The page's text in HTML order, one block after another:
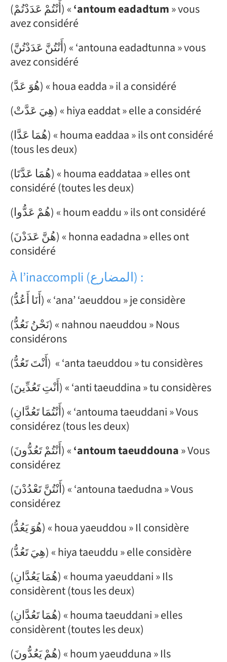
(أَنْتُمْ عَدَدْتُمْ) «‘antoum eadadtum» vous
avez considéré
(أَنْتُنَّ عَدَدْتُنَّ) « ‘antouna eadadtunna » vous
avez considéré
(هُوَ عَدَّ) « houa eadda » il a considéré
(هِيَ عَدَّتْ) « hiya eaddat » elle a considéré
(هُمَا عَدَّا) « houma eaddaa » ils ont considéré
(tous les deux)
(هُمَا عَدَّتَا) « houma eaddataa » elles ont
considéré (toutes les deux)
(هُمْ عَدُّوا) « houm eaddu » ils ont considéré
(هُنَّ عَدَدْنَ) « honna eadadna » elles ont
considéré
À l’inaccompli (المضارع) :
(أَنَا أَعُدُّ) « ‘ana’ ‘aeuddou » je considère
(نَحْنُ نَعُدُّ) « nahnou naeuddou » Nous
considérons
(أَنْتَ تَعُدُّ) « ‘anta taeuddou » tu considères
(أَنْتِ تَعُدِّينَ) « ‘anti taeuddina » tu considères
(أَنْتُمَا تَعُدَّانِ) « ‘antouma taeuddani » Vous
considérez (tous les deux)
(أَنْتُمْ تَعُدُّونَ) «‘antoum taeuddouna» Vous
considérez
(أَنْتُنَّ تَعْدُدْنَ) « ‘antouna taedudna » Vous
considérez
(هُوَ يَعُدُّ) « houa yaeuddou » Il considère
(هِيَ تَعُدُّ) « hiya taeuddu » elle considère
(هُمَا يَعُدَّانِ) « houma yaeuddani » Ils
considèrent (tous les deux)
(هُمَا تَعُدَّانِ) « houma taeuddani » elles
considèrent (toutes les deux)
(هُمْ يَعُدُّونَ) « houm yaeudduna » Ils